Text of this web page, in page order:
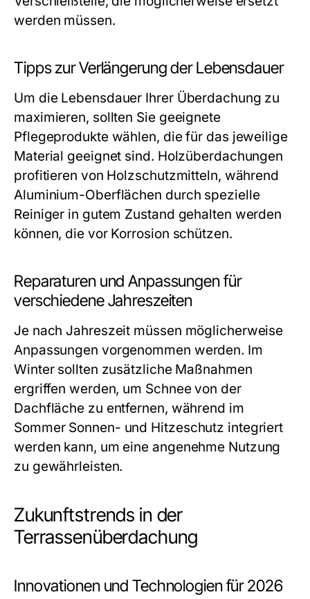
werden müssen.
Tipps zur Verlängerung der Lebensdauer
Um die Lebensdauer Ihrer Überdachung zu
maximieren, sollten Sie geeignete
Pflegeprodukte wählen, die für das jeweilige
Material geeignet sind. Holzüberdachungen
profitieren von Holzschutzmitteln, während
Aluminium-Oberflächen durch spezielle
Reiniger in gutem Zustand gehalten werden
können, die vor Korrosion schützen.
Reparaturen und Anpassungen für
verschiedene Jahreszeiten
Je nach Jahreszeit müssen möglicherweise
Anpassungen vorgenommen werden. Im
Winter sollten zusätzliche Maßnahmen
ergriffen werden, um Schnee von der
Dachfläche zu entfernen, während im
Sommer Sonnen- und Hitzeschutz integriert
werden kann, um eine angenehme Nutzung
zu gewährleisten.
Zukunftstrends in der
Terrassenüberdachung
Innovationen und Technologien für 2026